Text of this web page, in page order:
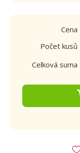
Cena
Počet kusů
Celková suma